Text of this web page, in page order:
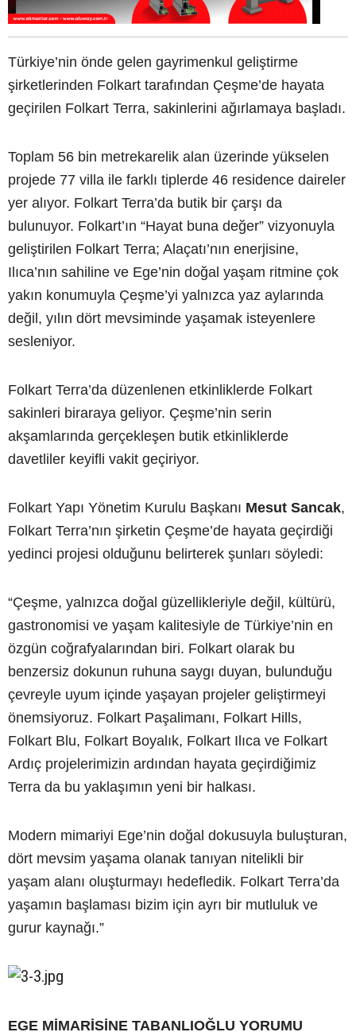
Türkiye’nin önde gelen gayrimenkul geliştirme
şirketlerinden Folkart tarafından Çeşme’de hayata
geçirilen Folkart Terra, sakinlerini ağırlamaya başladı.
Toplam 56 bin metrekarelik alan üzerinde yükselen
projede 77 villa ile farklı tiplerde 46 residence daireler
yer alıyor. Folkart Terra’da butik bir çarşı da
bulunuyor. Folkart’ın “Hayat buna değer” vizyonuyla
geliştirilen Folkart Terra; Alaçatı’nın enerjisine,
Ilıca’nın sahiline ve Ege’nin doğal yaşam ritmine çok
yakın konumuyla Çeşme’yi yalnızca yaz aylarında
değil, yılın dört mevsiminde yaşamak isteyenlere
sesleniyor.
Folkart Terra’da düzenlenen etkinliklerde Folkart
sakinleri biraraya geliyor. Çeşme’nin serin
akşamlarında gerçekleşen butik etkinliklerde
davetliler keyifli vakit geçiriyor.
Folkart Yapı Yönetim Kurulu Başkanı Mesut Sancak,
Folkart Terra’nın şirketin Çeşme’de hayata geçirdiği
yedinci projesi olduğunu belirterek şunları söyledi:
“Çeşme, yalnızca doğal güzellikleriyle değil, kültürü,
gastronomisi ve yaşam kalitesiyle de Türkiye’nin en
özgün coğrafyalarından biri. Folkart olarak bu
benzersiz dokunun ruhuna saygı duyan, bulunduğu
çevreyle uyum içinde yaşayan projeler geliştirmeyi
önemsiyoruz. Folkart Paşalimanı, Folkart Hills,
Folkart Blu, Folkart Boyalık, Folkart Ilıca ve Folkart
Ardıç projelerimizin ardından hayata geçirdiğimiz
Terra da bu yaklaşımın yeni bir halkası.
Modern mimariyi Ege’nin doğal dokusuyla buluşturan,
dört mevsim yaşama olanak tanıyan nitelikli bir
yaşam alanı oluşturmayı hedefledik. Folkart Terra’da
yaşamın başlaması bizim için ayrı bir mutluluk ve
gurur kaynağı.”
EGE MİMARİSİNE TABANLIOĞLU YORUMU